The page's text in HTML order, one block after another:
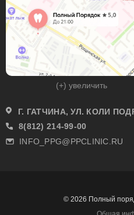
(+) увеличить
Г. ГАТЧИНА, УЛ. КОЛИ
8(812) 214-99-00
INFO_PPG@PPCLINIC.RU
© 2026 Полный